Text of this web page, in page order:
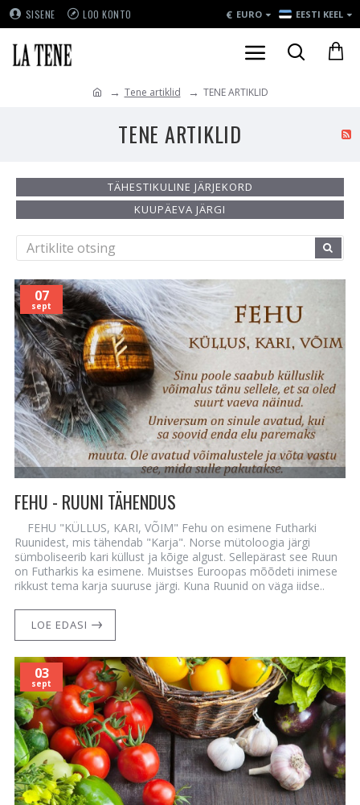
SISENE LOO KONTO € EURO EESTI KEEL
Tene artiklid TENE ARTIKLID
TENE ARTIKLID
TÄHESTIKULINE JÄRJEKORD
KUUPÄEVA JÄRGI
07
sept
FEHU - RUUNI TÄHENDUS
FEHU "KÜLLUS, KARI, VÕIM" Fehu on esimene Futharki
Ruunidest, mis tähendab "Karja". Norse mütoloogia järgi
sümboliseerib kari küllust ja kõige algust. Sellepärast see Ruun
on Futharkis ka esimene. Muistses Euroopas mõõdeti inimese
rikkust tema karja suuruse järgi. Kuna Ruunid on väga iidse..
LOE EDASI
03
sept